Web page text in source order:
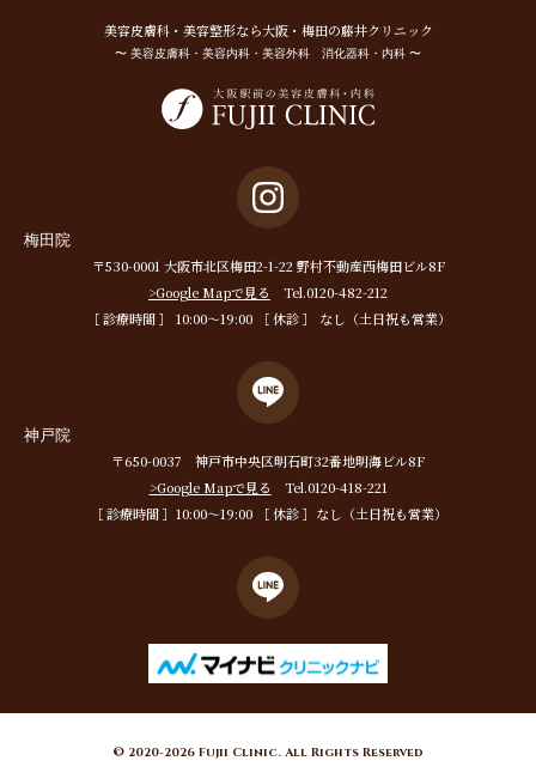
美容⽪膚科・美容整形なら⼤阪・梅⽥の藤井クリニック
〜 美容皮膚科・美容内科・美容外科 消化器科・内科 〜
梅田院
〒530-0001 大阪市北区梅田2-1-22 野村不動産西梅田ビル8F
>Google Mapで見る
Tel.0120-482-212
［ 診療時間 ］ 10:00〜19:00 ［ 休診 ］ なし（土日祝も営業）
神戸院
〒650-0037 神戸市中央区明石町32番地明海ビル8F
>Google Mapで見る
Tel.0120-418-221
［ 診療時間 ］10:00〜19:00 ［ 休診 ］なし（土日祝も営業）
© 2020-2026 Fujii Clinic. All Rights Reserved